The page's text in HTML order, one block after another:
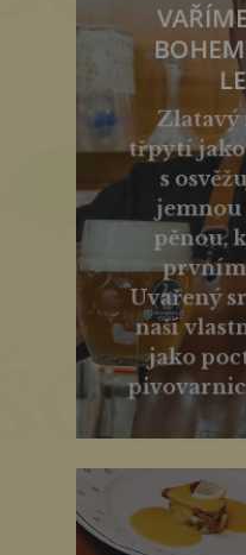
Zlatavý
třpytí
s
jemnou
pěnou,
Uvařený
naší
jako